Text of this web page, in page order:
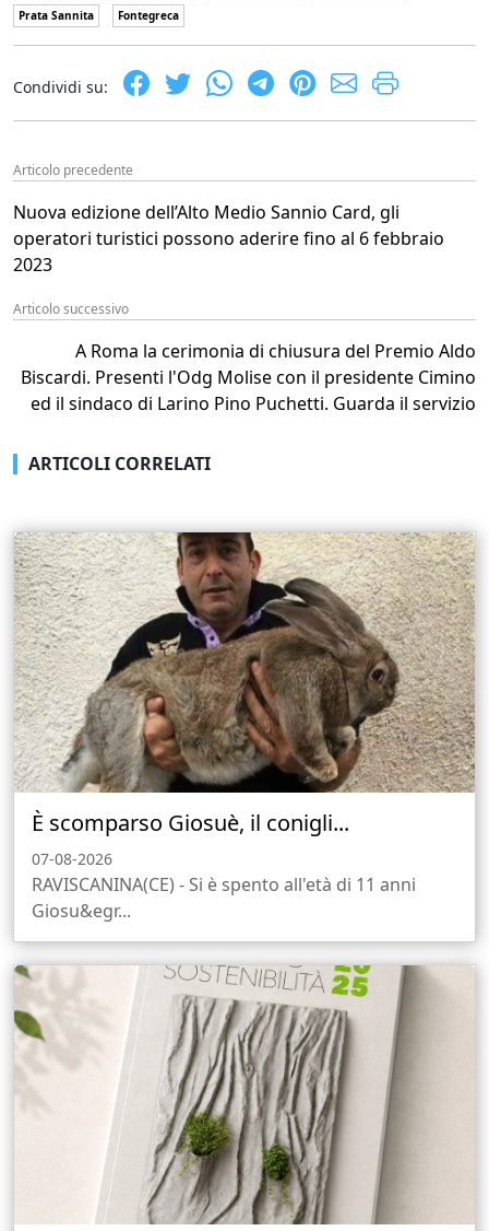
Prata Sannita
Fontegreca
Condividi su:
Articolo precedente
Nuova edizione dell’Alto Medio Sannio Card, gli
operatori turistici possono aderire fino al 6 febbraio
2023
Articolo successivo
A Roma la cerimonia di chiusura del Premio Aldo
Biscardi. Presenti l'Odg Molise con il presidente Cimino
ed il sindaco di Larino Pino Puchetti. Guarda il servizio
ARTICOLI CORRELATI
È scomparso Giosuè, il conigli...
07-08-2026
RAVISCANINA(CE) - Si è spento all'età di 11 anni
Giosu&egr...